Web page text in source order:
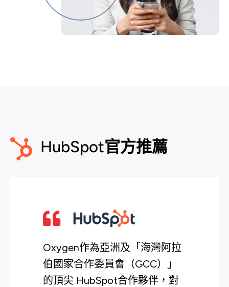
HubSpot官方推薦
Oxygen作為亞洲及「海灣阿拉
伯國家合作委員會（GCC）」
的頂尖 HubSpot合作夥伴，對